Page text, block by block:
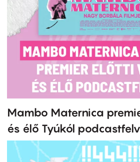
Mambo Maternica
és élő Tyúkól